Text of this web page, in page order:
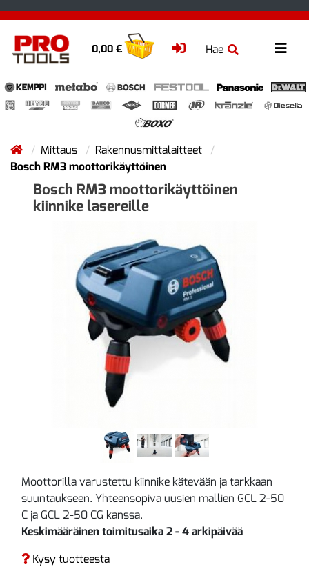
Hae
0,00 €
Mittaus
Rakennusmittalaitteet
Bosch RM3 moottorikäyttöinen
Bosch RM3 moottorikäyttöinen
kiinnike lasereille
Moottorilla varustettu kiinnike kätevään ja tarkkaan
suuntaukseen. Yhteensopiva uusien mallien GCL 2-50
C ja GCL 2-50 CG kanssa.
Keskimääräinen toimitusaika 2 - 4 arkipäivää
Kysy tuotteesta